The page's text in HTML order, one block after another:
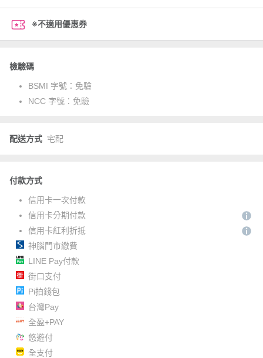
※不適用優惠券
檢驗碼
BSMI 字號： 免驗
NCC 字號： 免驗
配送方式 宅配
付款方式
信用卡一次付款
信用卡分期付款
信用卡紅利折抵
神腦門市繳費
LINE Pay付款
街口支付
Pi拍錢包
台灣Pay
全盈+PAY
悠遊付
全支付